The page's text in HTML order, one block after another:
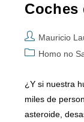
Coches
Mauricio
Homo no
¿Y si nuestra
miles de
asteroide,